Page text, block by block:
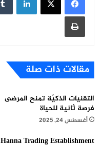
طباعة
مقالات ذات صلة
التقنيات الذكيّة تمنح المرضى
فرصة ثانية للحياة
أغسطس 24, 2025
Hanna Trading Establishment